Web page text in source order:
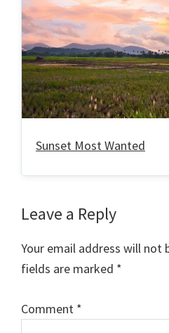
Sunset Most Wanted
Reader
Interactions
Leave a Reply
Your email address will not
fields are marked *
Comment *